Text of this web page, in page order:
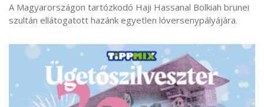
A Magyarországon tartózkodó Haji Hassanal Bolkiah brunei
szultán ellátogatott hazánk egyetlen lóversenypályájára.